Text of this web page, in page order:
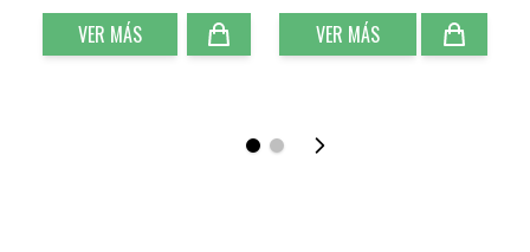
VER MÁS
VER MÁS